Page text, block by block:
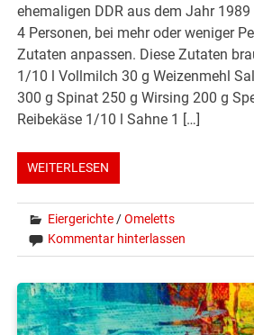
ehemaligen DDR aus dem Jahr
4 Personen, bei mehr oder weniger
Zutaten anpassen. Diese Zutaten
1/10 l Vollmilch 30 g Weizenmehl
300 g Spinat 250 g Wirsing 200 g
Reibekäse 1/10 l Sahne 1 […]
WEITERLESEN
Eiergerichte/Omeletts
Kommentar hinterlassen